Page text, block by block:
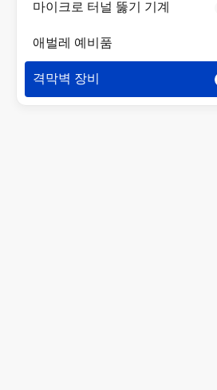
마이크로 터널 뚫기 기계
애벌레 예비품
격막벽 장비